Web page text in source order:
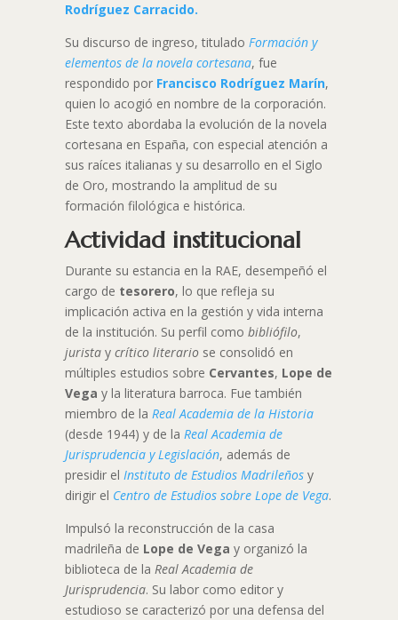
Rodríguez Carracido.
Su discurso de ingreso, titulado Formación y
elementos de la novela cortesana, fue
respondido por Francisco Rodríguez Marín,
quien lo acogió en nombre de la corporación.
Este texto abordaba la evolución de la novela
cortesana en España, con especial atención a
sus raíces italianas y su desarrollo en el Siglo
de Oro, mostrando la amplitud de su
formación filológica e histórica.
Actividad institucional
Durante su estancia en la RAE, desempeñó el
cargo de tesorero, lo que refleja su
implicación activa en la gestión y vida interna
de la institución. Su perfil como bibliófilo,
juristay crítico literario se consolidó en
múltiples estudios sobre Cervantes, Lope de
Vega y la literatura barroca. Fue también
miembro de la Real Academia de la Historia
(desde 1944) y de la Real Academia de
Jurisprudencia y Legislación, además de
presidir el Instituto de Estudios Madrileñosy
dirigir el Centro de Estudios sobre Lope de Vega.
Impulsó la reconstrucción de la casa
madrileña de Lope de Vega y organizó la
biblioteca de la Real Academia de
Jurisprudencia. Su labor como editor y
estudioso se caracterizó por una defensa del